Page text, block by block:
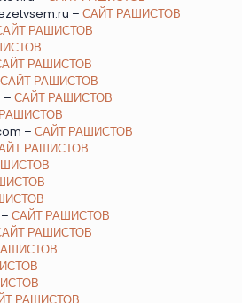
– САЙТ РАШИСТОВ
РАШИСТОВ
РАШИСТОВ
САЙТ РАШИСТОВ
– САЙТ РАШИСТОВ
– САЙТ РАШИСТОВ
РАШИСТОВ
САЙТ РАШИСТОВ
РАШИСТОВ